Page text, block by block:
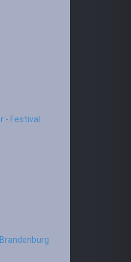
- Festival